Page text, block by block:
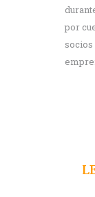
por
socios